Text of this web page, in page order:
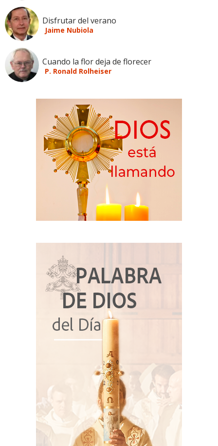
Disfrutar del verano
Jaime Nubiola
Cuando la flor deja de florecer
P. Ronald Rolheiser